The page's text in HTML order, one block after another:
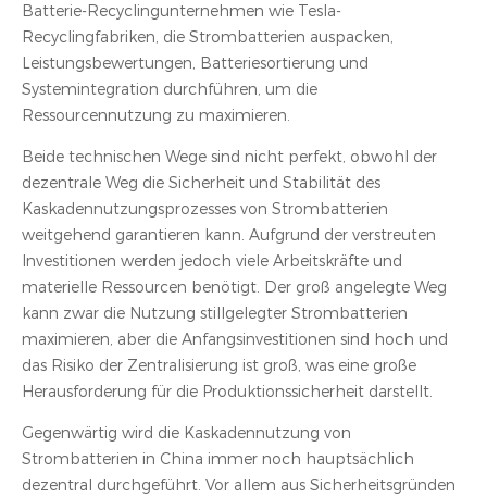
Batterie-Recyclingunternehmen wie Tesla-
Recyclingfabriken, die Strombatterien auspacken,
Leistungsbewertungen, Batteriesortierung und
Systemintegration durchführen, um die
Ressourcennutzung zu maximieren.
Beide technischen Wege sind nicht perfekt, obwohl der
dezentrale Weg die Sicherheit und Stabilität des
Kaskadennutzungsprozesses von Strombatterien
weitgehend garantieren kann. Aufgrund der verstreuten
Investitionen werden jedoch viele Arbeitskräfte und
materielle Ressourcen benötigt. Der groß angelegte Weg
kann zwar die Nutzung stillgelegter Strombatterien
maximieren, aber die Anfangsinvestitionen sind hoch und
das Risiko der Zentralisierung ist groß, was eine große
Herausforderung für die Produktionssicherheit darstellt.
Gegenwärtig wird die Kaskadennutzung von
Strombatterien in China immer noch hauptsächlich
dezentral durchgeführt. Vor allem aus Sicherheitsgründen